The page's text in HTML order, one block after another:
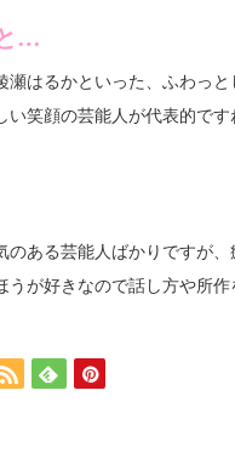
…
瀬はるかといった、ふわっ
笑顔の芸能人が代表的です
のある芸能人ばかりですが
うが好きなので話し方や所作